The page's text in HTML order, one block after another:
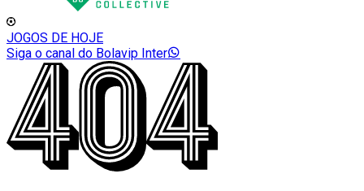
JOGOS DE HOJE
Siga o canal do Bolavip Inter